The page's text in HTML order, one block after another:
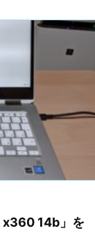
x360 14b」を